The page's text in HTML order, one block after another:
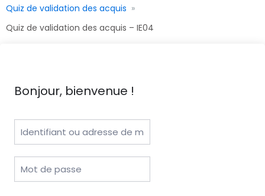
Quiz de validation des acquis
Quiz de validation des acquis – IE04
Bonjour, bienvenue !